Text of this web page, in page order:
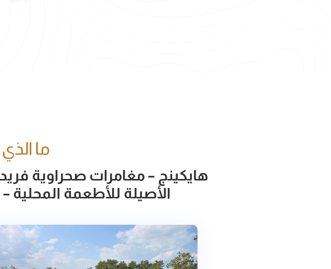
ما
هايكينج – مغامرات صحراوية
الأصيلة للأطعمة المحلية